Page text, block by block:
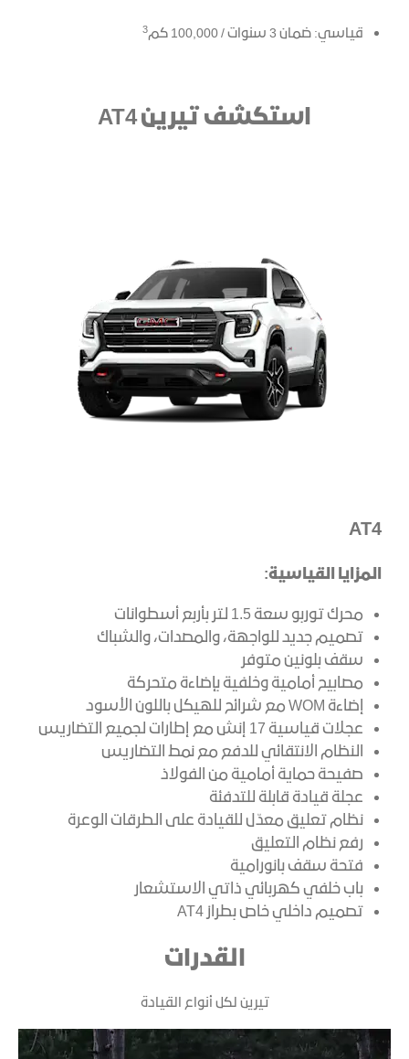
قياسي: ضمان 3 سنوات / 100,000 كم 3
استكشف تيرين AT4
AT4
المزايا القياسية:
محرك توربو سعة 1.5 لتر بأربع أسطوانات
تصميم جديد للواجهة، والمصدات، والشباك
سقف بلونين متوفر
مصابيح أمامية وخلفية بإضاءة متحركة
إضاءة WOM مع شرائح للهيكل باللون الأسود
عجلات قياسية 17 إنش مع إطارات لجميع التضاريس
النظام الانتقائي للدفع مع نمط التضاريس
صفيحة حماية أمامية من الفولاذ
عجلة قيادة قابلة للتدفئة
نظام تعليق معدّل للقيادة على الطرقات الوعرة
رفع نظام التعليق
فتحة سقف بانورامية
باب خلفي كهربائي ذاتي الاستشعار
تصميم داخلي خاص بطراز AT4
القدرات
تيرين لكل أنواع القيادة